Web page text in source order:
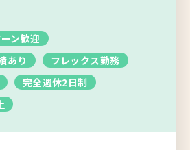
援サービス
ン歓迎
あり
フレックス勤務
完全週休2日制